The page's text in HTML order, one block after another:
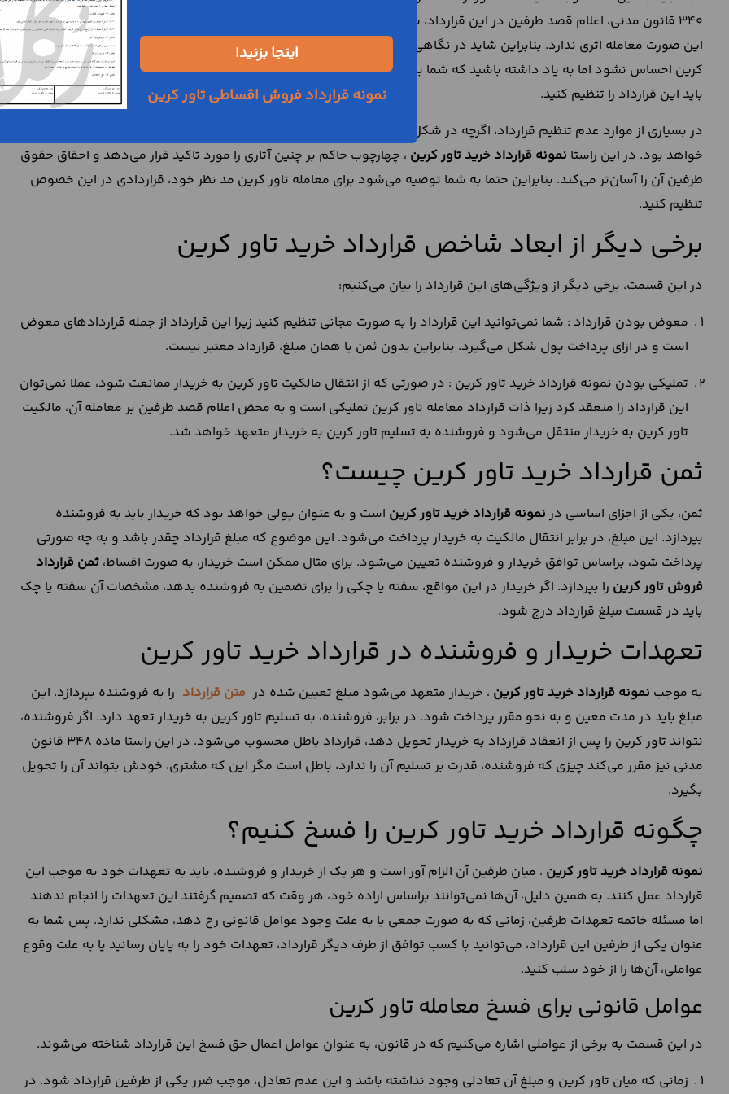
340 قانون مدنی، اعلام قصد طرفین در این قرارداد، باید به طور صریح به معنای معامله خرید و فروش تاور کرین باشد. در غیر
این صورت معامله اثری ندارد. بنابراین شاید در نگاهی کلی به این مسئله، برای شما ضرورت انعقاد قرارداد خرید و فروش تاور
کرین احساس نشود اما به یاد داشته باشید که شما برای تضمین برخی از چالش‌های احتمالی ناشی از خرید و فروش تاور کرین،
باید این قرارداد را تنظیم کنید.
در بسیاری از موارد عدم تنظیم قرارداد، اگرچه در شکل گیری حقوق و تعهدات طرفین تاثیر نداشته است اما در اثبات آن‌ها موثر
خواهد بود. در این راستا نمونه قرارداد خرید تاور کرین ، چهارچوب حاکم بر چنین آثاری را مورد تاکید قرار می‌دهد و احقاق حقوق
طرفین آن را آسان‌تر می‌کند. بنابراین حتما به شما توصیه می‌شود برای معامله تاور کرین مد نظر خود، قراردادی در این خصوص
تنظیم کنید.
برخی دیگر از ابعاد شاخص قرارداد خرید تاور کرین
در این قسمت، برخی دیگر از ویژگی‌های این قرارداد را بیان می‌کنیم:
معوض بودن قرارداد : شما نمی‌توانید این قرارداد را به صورت مجانی تنظیم کنید زیرا این قرارداد از جمله قراردادهای معوض
است و در ازای پرداخت پول شکل می‌گیرد. بنابراین بدون ثمن یا همان مبلغ، قرارداد معتبر نیست.
تملیکی بودن نمونه قرارداد خرید تاور کرین : در صورتی که از انتقال مالکیت تاور کرین به خریدار ممانعت شود، عملا نمی‌توان
این قرارداد را منعقد کرد زیرا ذات قرارداد معامله تاور کرین تملیکی است و به محض اعلام قصد طرفین بر معامله آن، مالکیت
تاور کرین به خریدار منتقل می‌شود و فروشنده به تسلیم تاور کرین به خریدار متعهد خواهد شد.
ثمن قرارداد خرید تاور کرین چیست؟
ثمن، یکی از اجزای اساسی در نمونه قرارداد خرید تاور کرین است و به عنوان پولی خواهد بود که خریدار باید به فروشنده
بپردازد. این مبلغ، در برابر انتقال مالکیت به خریدار پرداخت می‌شود. این موضوع که مبلغ قرارداد چقدر باشد و به چه صورتی
پرداخت شود، براساس توافق خریدار و فروشنده تعیین می‌شود. برای مثال ممکن است خریدار، به صورت اقساط، ثمن قرارداد
فروش تاور کرین را بپردازد. اگر خریدار در این مواقع، سفته یا چکی را برای تضمین به فروشنده بدهد، مشخصات آن سفته یا چک
باید در قسمت مبلغ قرارداد درج شود.
تعهدات خریدار و فروشنده در قرارداد خرید تاور کرین
به موجب نمونه قرارداد خرید تاور کرین ، خریدار متعهد می‌شود مبلغ تعیین شده در متن قرارداد را به فروشنده بپردازد. این
مبلغ باید در مدت معین و به نحو مقرر پرداخت شود. در برابر، فروشنده، به تسلیم تاور کرین به خریدار تعهد دارد. اگر فروشنده،
نتواند تاور کرین را پس از انعقاد قرارداد به خریدار تحویل دهد، قرارداد باطل محسوب می‌شود. در این راستا ماده 348 قانون
مدنی نیز مقرر می‌کند چیزی که فروشنده، قدرت بر تسلیم آن را ندارد، باطل است مگر این که مشتری، خودش بتواند آن را تحویل
بگیرد.
چگونه قرارداد خرید تاور کرین را فسخ کنیم؟
نمونه قرارداد خرید تاور کرین ، میان طرفین آن الزام آور است و هر یک از خریدار و فروشنده، باید به تعهدات خود به موجب این
قرارداد عمل کنند. به همین دلیل، آن‌ها نمی‌توانند براساس اراده خود، هر وقت که تصمیم گرفتند این تعهدات را انجام ندهند
اما مسئله خاتمه تعهدات طرفین، زمانی که به صورت جمعی یا به علت وجود عوامل قانونی رخ دهد، مشکلی ندارد. پس شما به
عنوان یکی از طرفین این قرارداد، می‌توانید با کسب توافق از طرف دیگر قرارداد، تعهدات خود را به پایان رسانید یا به علت وقوع
عواملی، آن‌ها را از خود سلب کنید.
عوامل قانونی برای فسخ معامله تاور کرین
در این قسمت به برخی از عواملی اشاره می‌کنیم که در قانون، به عنوان عوامل اعمال حق فسخ این قرارداد شناخته می‌شوند.
زمانی که میان تاور کرین و مبلغ آن تعادلی وجود نداشته باشد و این عدم تعادل، موجب ضرر یکی از طرفین قرارداد شود. در
اینجا بزنید!
نمونه قرارداد فروش اقساطی تاور کرین